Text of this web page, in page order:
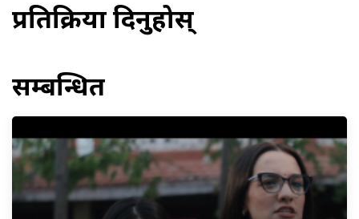
प्रतिक्रिया दिनुहोस्
सम्बन्धित